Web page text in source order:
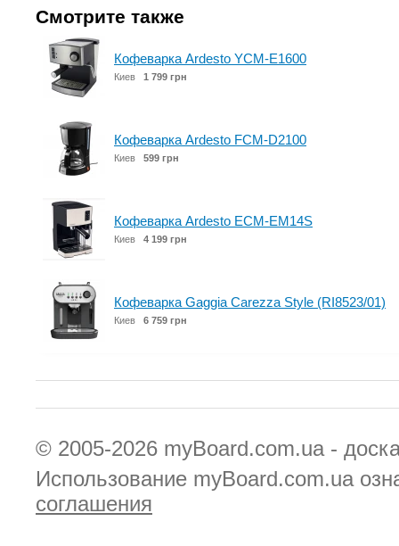
Смотрите также
Кофеварка Ardesto YCM-E1600
Киев 1 799 грн
Кофеварка Ardesto FCM-D2100
Киев 599 грн
Кофеварка Ardesto ECM-EM14S
Киев 4 199 грн
Кофеварка Gaggia Carezza Style (RI8523/01)
Киев 6 759 грн
© 2005-2026 myBoard.com.ua -
Использование myBoard.com.ua
соглашения